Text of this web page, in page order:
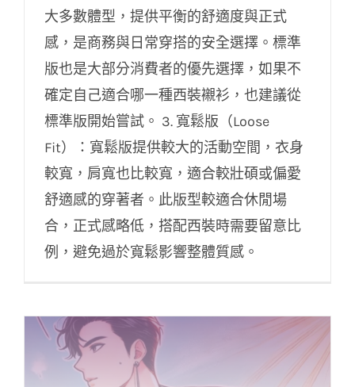
大多數體型，提供平衡的舒適度與正式
感，是商務與日常穿搭的安全選擇。標準
版也是大部分消費者的優先選擇，如果不
確定自己適合哪一種西裝襯衫，也建議從
標準版開始嘗試。 3. 寬鬆版（Loose
Fit）：寬鬆版提供較大的活動空間，衣身
較寬，肩寬也比較寬，適合較壯碩或偏愛
舒適感的穿著者。此版型較適合休閒場
合，正式感略低，搭配西裝時需要留意比
例，避免過於寬鬆影響整體質感。